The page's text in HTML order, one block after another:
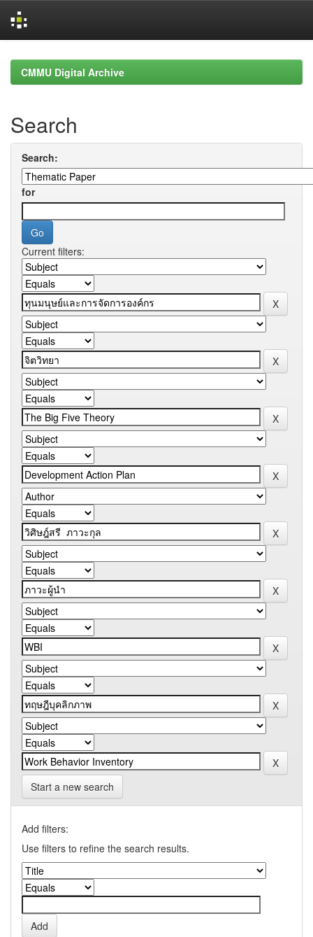
navigationCMMU Digital Archive
Search
Search:
for
Current filters:
Start a new search
Add filters:
Use filters to refine the search results.